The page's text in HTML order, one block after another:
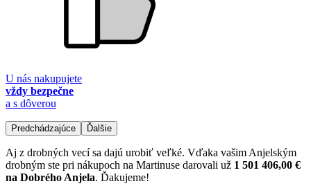
U nás nakupujete
vždy bezpečne
a s dôverou
Predchádzajúce Ďalšie
Aj z drobných vecí sa dajú urobiť veľké. Vďaka vašim Anjelským
drobným ste pri nákupoch na Martinuse darovali už 1 501 406,00 €
na Dobrého Anjela. Ďakujeme!